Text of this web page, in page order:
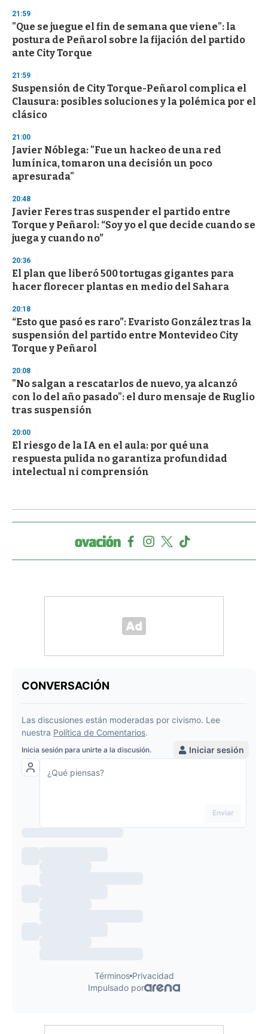
d
s
o
f
3
s
e
c
o
n
s
21:59
"Que se juegue el fin de semana que viene": la
postura de Peñarol sobre la fijación del partido
ante City Torque
21:59
Suspensión de City Torque-Peñarol complica el
Clausura: posibles soluciones y la polémica por el
clásico
21:00
Javier Nóblega: "Fue un hackeo de una red
lumínica, tomaron una decisión un poco
apresurada"
20:48
Javier Feres tras suspender el partido entre
Torque y Peñarol: “Soy yo el que decide cuando se
juega y cuando no”
20:36
El plan que liberó 500 tortugas gigantes para
hacer florecer plantas en medio del Sahara
20:18
“Esto que pasó es raro”: Evaristo González tras la
suspensión del partido entre Montevideo City
Torque y Peñarol
20:08
"No salgan a rescatarlos de nuevo, ya alcanzó
con lo del año pasado": el duro mensaje de Ruglio
tras suspensión
20:00
El riesgo de la IA en el aula: por qué una
respuesta pulida no garantiza profundidad
intelectual ni comprensión